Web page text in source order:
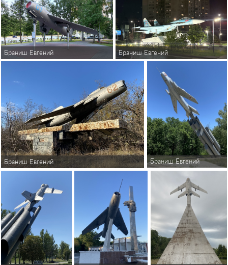
Браниш Евгений Браниш Евгений
Браниш Евгений Браниш Евгений